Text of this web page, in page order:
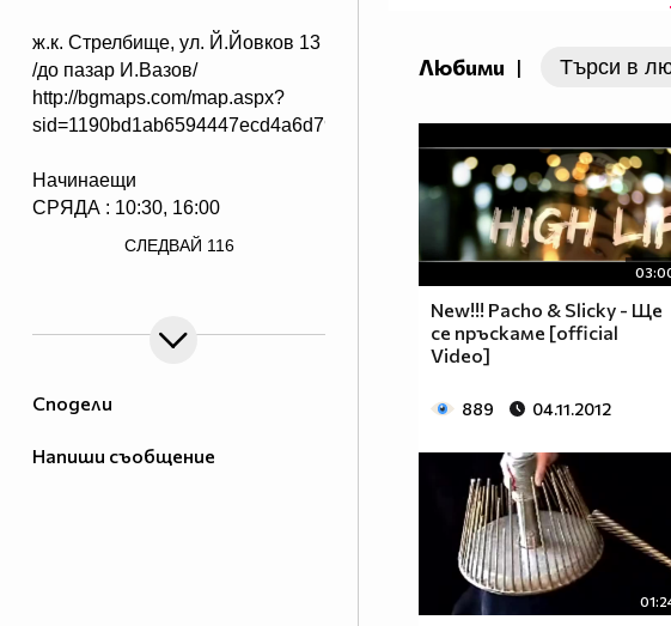
Сподели
Напиши съобщение
ж.к. Стрелбище, ул. Й.Йовков 13
/до пазар И.Вазов/
http://bgmaps.com/map.aspx?
Начинаещи
СРЯДА : 10:30, 16:00
/> СЪБОТА : 15:00, 17:00
НЕДЕЛЯ : 16:00
ref=logo#!/plamen.andreev
СЛЕДВАЙ 116
Любими |
New!!! Pacho & Slicky - Ще
се пръскаме [official
Video]
889 04.11.2012